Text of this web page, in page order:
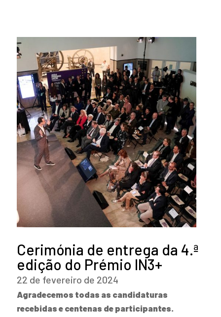
Cerimónia de entrega da 4.ª
edição do Prémio IN3+
22 de fevereiro de 2024
Agradecemos todas as candidaturas
recebidas e centenas de participantes.